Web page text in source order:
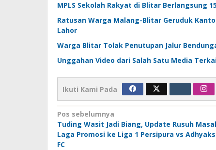
MPLS Sekolah Rakyat di Blitar Berlangsung
Ratusan Warga Malang-Blitar Geruduk
Lahor
Warga Blitar Tolak Penutupan Jalur
Unggahan Video dari Salah Satu Media
Ikuti Kami Pada
Navigasi
pos
Pos sebelumnya
Tuding Wasit Jadi Biang, Update Rusuh Masal
Laga Promosi ke Liga 1 Persipura vs
FC